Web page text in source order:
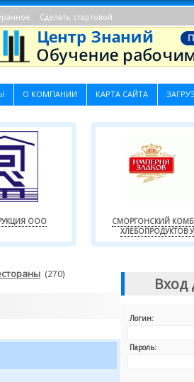
Сделать стартовой
О КОМПАНИИ КАРТА САЙТА
ООО
СМОРГОНСКИЙ
ХЛЕБОПРОДУКТОВ
(270)
Вход
Логин:
Пароль: